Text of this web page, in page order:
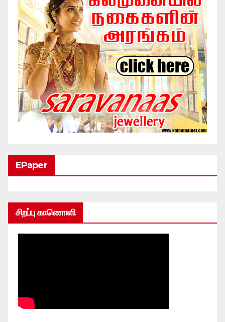
EPaper
சிறப்பு காணொளி